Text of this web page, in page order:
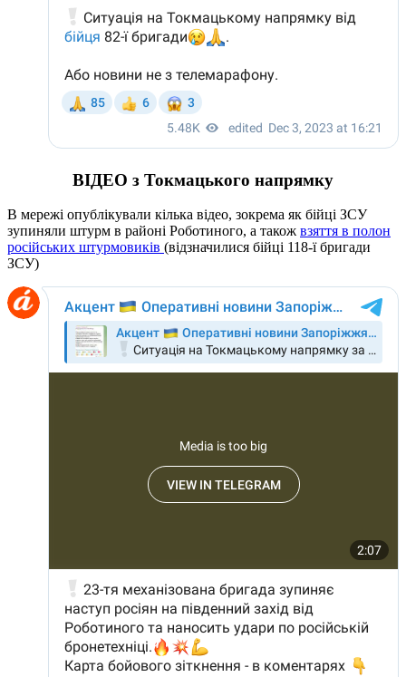
ВІДЕО з Токмацького напрямку
В мережі опублікували кілька відео, зокрема як бійці ЗСУ
зупиняли штурм в районі Роботиного, а також взяття в полон
російських штурмовиків (відзначилися бійці 118-ї бригади
ЗСУ)